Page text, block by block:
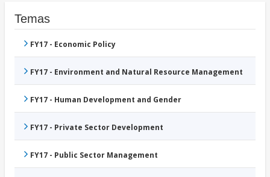
Temas
FY17 - Economic Policy
FY17 - Environment and Natural Resource Management
FY17 - Human Development and Gender
FY17 - Private Sector Development
FY17 - Public Sector Management